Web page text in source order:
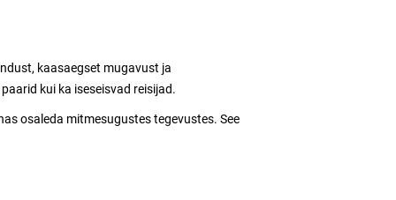
kaasaegset mugavust ja
kui ka iseseisvad reisijad.
osaleda mitmesugustes tegevustes. See